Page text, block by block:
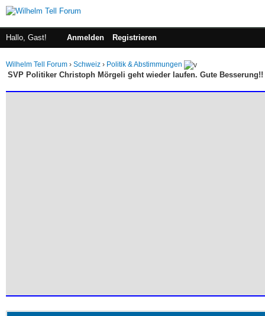
Hallo, Gast! Anmelden Registrieren
Wilhelm Tell Forum › Schweiz › Politik & Abstimmungen
SVP Politiker Christoph Mörgeli geht wieder laufen. Gute Besserung!!